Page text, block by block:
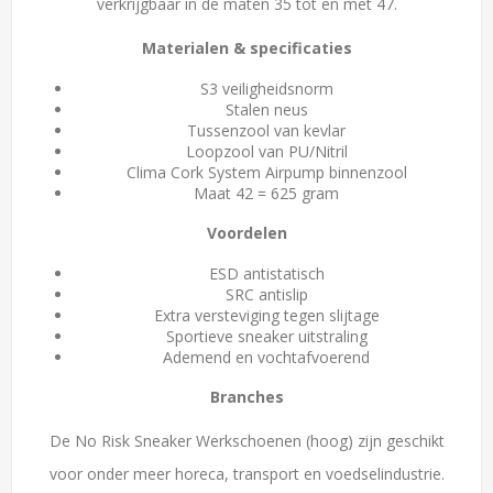
verkrijgbaar in de maten 35 tot en met 47.
Materialen & specificaties
S3 veiligheidsnorm
Stalen neus
Tussenzool van kevlar
Loopzool van PU/Nitril
Clima Cork System Airpump binnenzool
Maat 42 = 625 gram
Voordelen
ESD antistatisch
SRC antislip
Extra versteviging tegen slijtage
Sportieve sneaker uitstraling
Ademend en vochtafvoerend
Branches
De No Risk Sneaker Werkschoenen (hoog) zijn geschikt
voor onder meer horeca, transport en voedselindustrie.